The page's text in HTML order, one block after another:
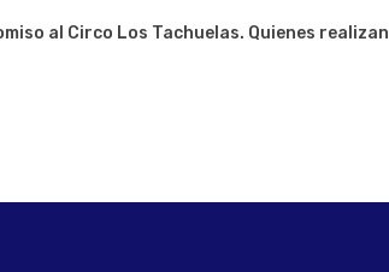
al Circo Los Tachuelas. Quienes realizan